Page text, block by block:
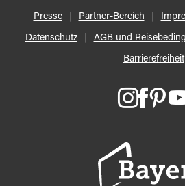
Presse Partner-Bereich
Datenschutz AGB und
Barrierefreiheit